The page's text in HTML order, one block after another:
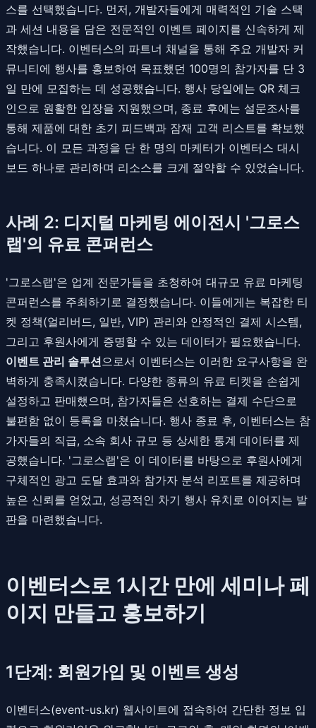
스를 선택했습니다. 먼저, 개발자들에게 매력적인 기술 스택
과 세션 내용을 담은 전문적인 이벤트 페이지를 신속하게 제
작했습니다. 이벤터스의 파트너 채널을 통해 주요 개발자 커
뮤니티에 행사를 홍보하여 목표했던 100명의 참가자를 단 3
일 만에 모집하는 데 성공했습니다. 행사 당일에는 QR 체크
인으로 원활한 입장을 지원했으며, 종료 후에는 설문조사를
통해 제품에 대한 초기 피드백과 잠재 고객 리스트를 확보했
습니다. 이 모든 과정을 단 한 명의 마케터가 이벤터스 대시
보드 하나로 관리하며 리소스를 크게 절약할 수 있었습니다.
사례 2: 디지털 마케팅 에이전시 '그로스
랩'의 유료 콘퍼런스
'그로스랩'은 업계 전문가들을 초청하여 대규모 유료 마케팅
콘퍼런스를 주최하기로 결정했습니다. 이들에게는 복잡한 티
켓 정책(얼리버드, 일반, VIP) 관리와 안정적인 결제 시스템,
그리고 후원사에게 증명할 수 있는 데이터가 필요했습니다.
이벤트 관리 솔루션으로서 이벤터스는 이러한 요구사항을 완
벽하게 충족시켰습니다. 다양한 종류의 유료 티켓을 손쉽게
설정하고 판매했으며, 참가자들은 선호하는 결제 수단으로
불편함 없이 등록을 마쳤습니다. 행사 종료 후, 이벤터스는 참
가자들의 직급, 소속 회사 규모 등 상세한 통계 데이터를 제
공했습니다. '그로스랩'은 이 데이터를 바탕으로 후원사에게
구체적인 광고 도달 효과와 참가자 분석 리포트를 제공하며
높은 신뢰를 얻었고, 성공적인 차기 행사 유치로 이어지는 발
판을 마련했습니다.
이벤터스로 1시간 만에 세미나 페
이지 만들고 홍보하기
1단계: 회원가입 및 이벤트 생성
이벤터스(event-us.kr) 웹사이트에 접속하여 간단한 정보 입